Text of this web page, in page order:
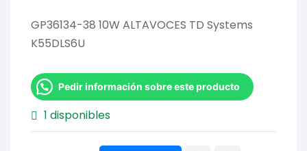
GP36134-38 10W ALTAVOCES TD Systems
K55DLS6U
Pedir información sobre este producto
1 disponibles